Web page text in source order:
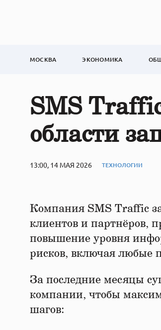
МОСКВА ЭКОНОМИКА
SMS
области
13:00, 14 МАЯ 2026 ТЕХНОЛОГИИ
Компания SMS Traffic
клиентов и партнёров,
повышение уровня
рисков, включая любые
За последние месяцы
компании, чтобы
шагов: